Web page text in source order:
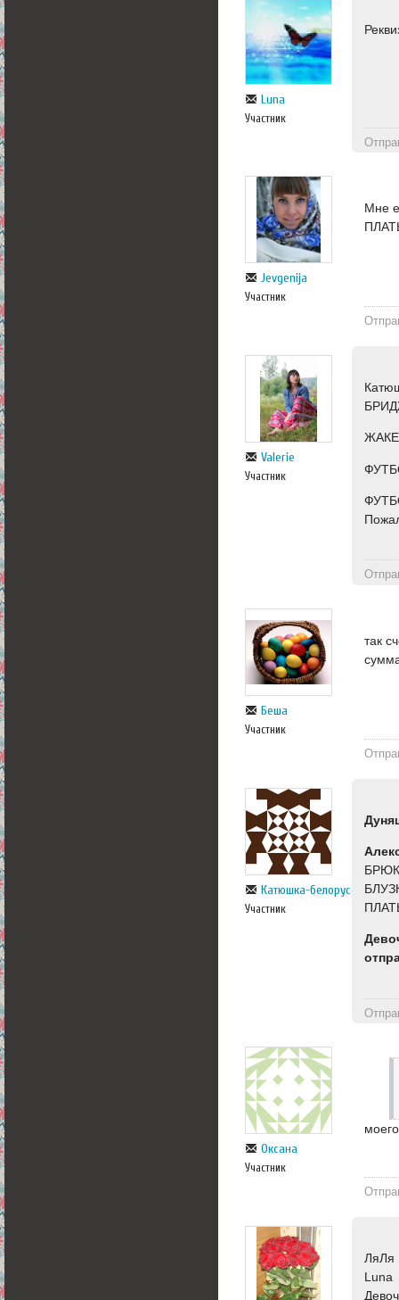
Luna
Участник
Jevgenija
Участник
Мне
Valerie
Участник
Беша
Участник
так
Катюшка-белорусска
Участник
Оксана
Участник
ЛяЛя
Luna